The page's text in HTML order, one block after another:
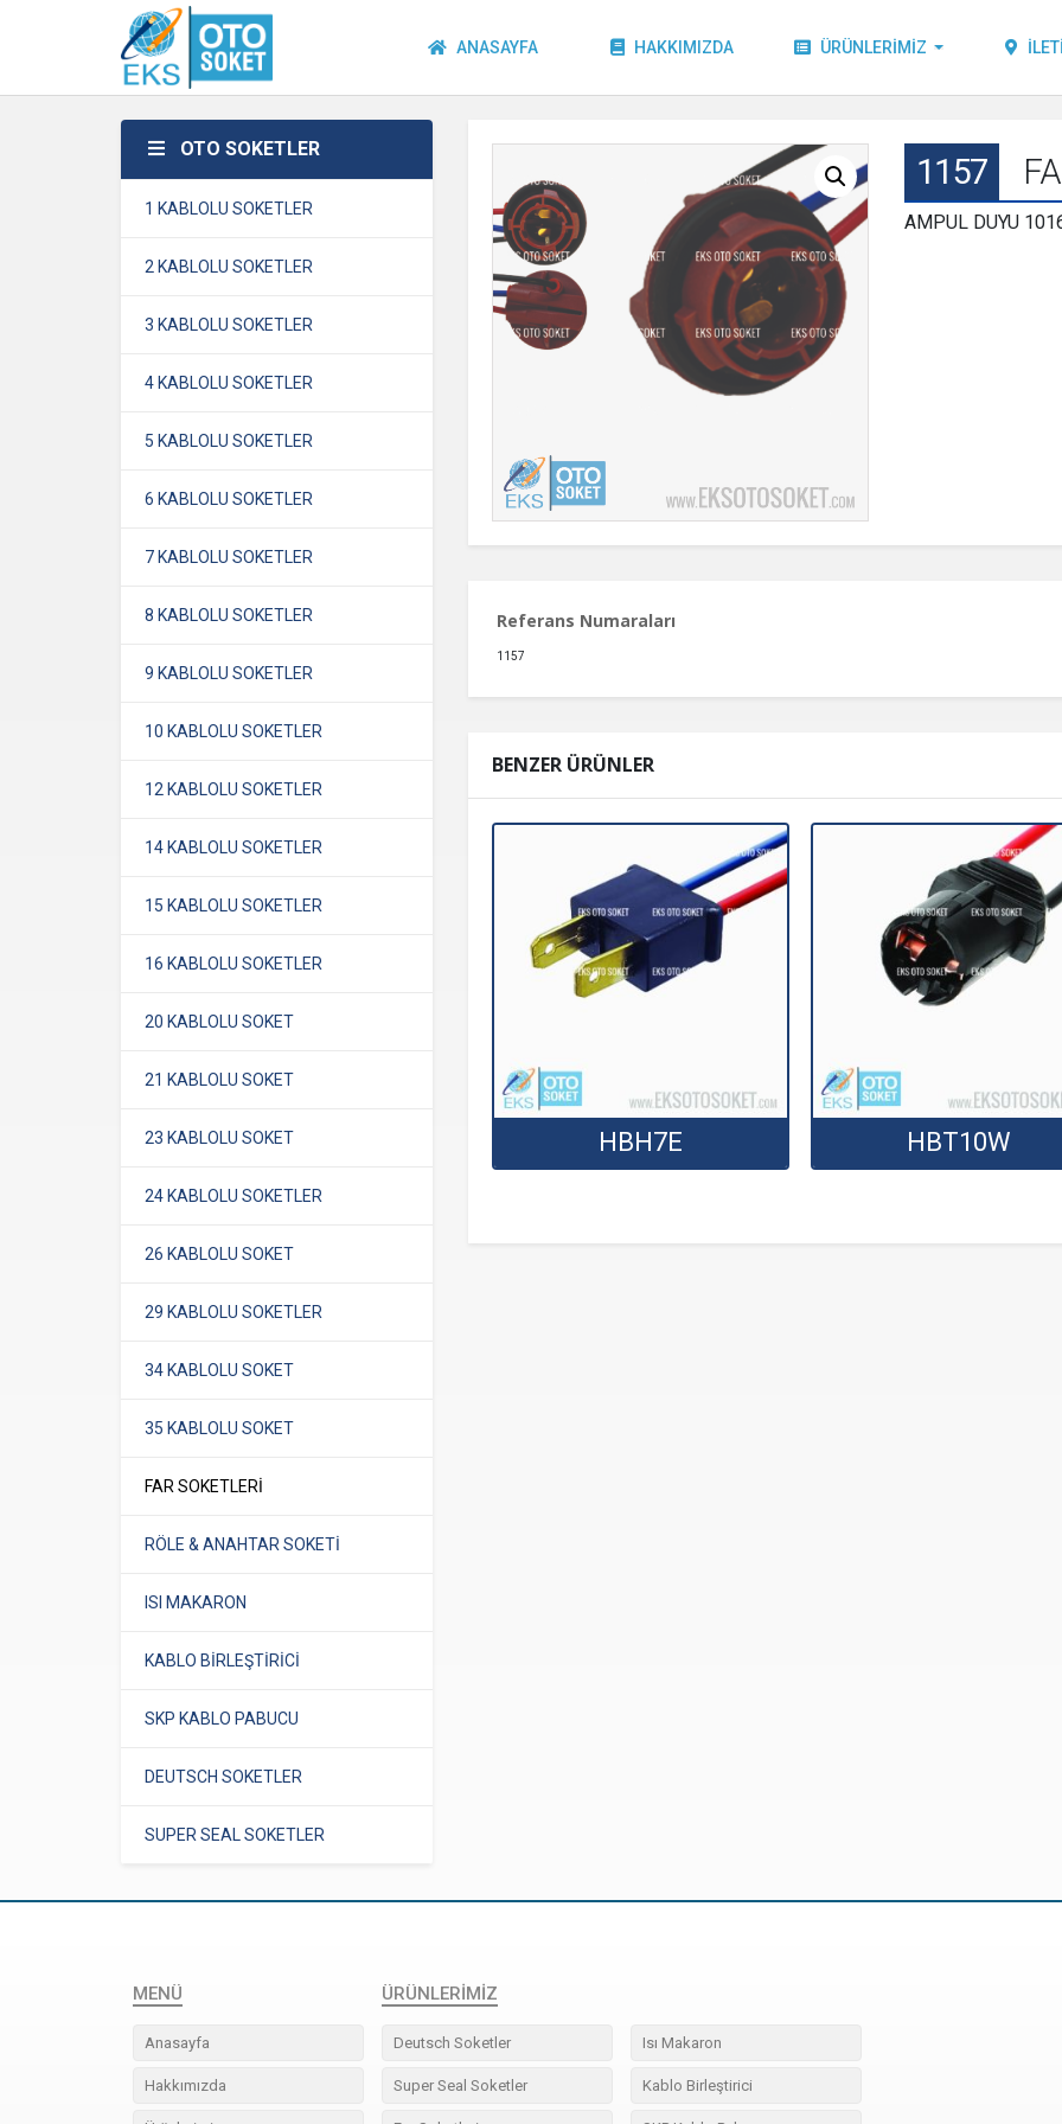
ANASAYFA HAKKIMIZDA ÜRÜNLERIMIZ
OTO SOKETLER
1 KABLOLU SOKETLER
2 KABLOLU SOKETLER
3 KABLOLU SOKETLER
4 KABLOLU SOKETLER
5 KABLOLU SOKETLER
6 KABLOLU SOKETLER
7 KABLOLU SOKETLER
8 KABLOLU SOKETLER
9 KABLOLU SOKETLER
10 KABLOLU SOKETLER
12 KABLOLU SOKETLER
14 KABLOLU SOKETLER
15 KABLOLU SOKETLER
16 KABLOLU SOKETLER
20 KABLOLU SOKET
21 KABLOLU SOKET
23 KABLOLU SOKET
24 KABLOLU SOKETLER
26 KABLOLU SOKET
29 KABLOLU SOKETLER
34 KABLOLU SOKET
35 KABLOLU SOKET
FAR SOKETLERİ
RÖLE & ANAHTAR SOKETİ
ISI MAKARON
KABLO BİRLEŞTİRİCİ
SKP KABLO PABUCU
DEUTSCH SOKETLER
SUPER SEAL SOKETLER
1157
AMPUL DUYU
Referans Numaraları
1157
BENZER ÜRÜNLER
HBH7E HBT10W
MENÜ
Anasayfa
Hakkımızda
ÜRÜNLERIMIZ
Deutsch Soketler
Super Seal Soketler
Isı Makaron
Kablo Birleştirici